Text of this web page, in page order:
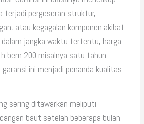
terjadi pergeseran struktur,
atau kegagalan komponen akibat
jangka waktu tertentu, harga
bem 200 misalnya satu tahun.
garansi ini menjadi penanda kualitas
sering ditawarkan meliputi
baut setelah beberapa bulan